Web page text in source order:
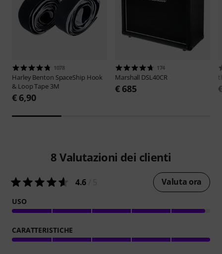
1078
Harley Benton SpaceShip Hook
& Loop Tape 3M
€ 6,90
174
Marshall DSL40CR
€ 685
8 Valutazioni dei clienti
4.6 Valuta ora
USO
CARATTERISTICHE